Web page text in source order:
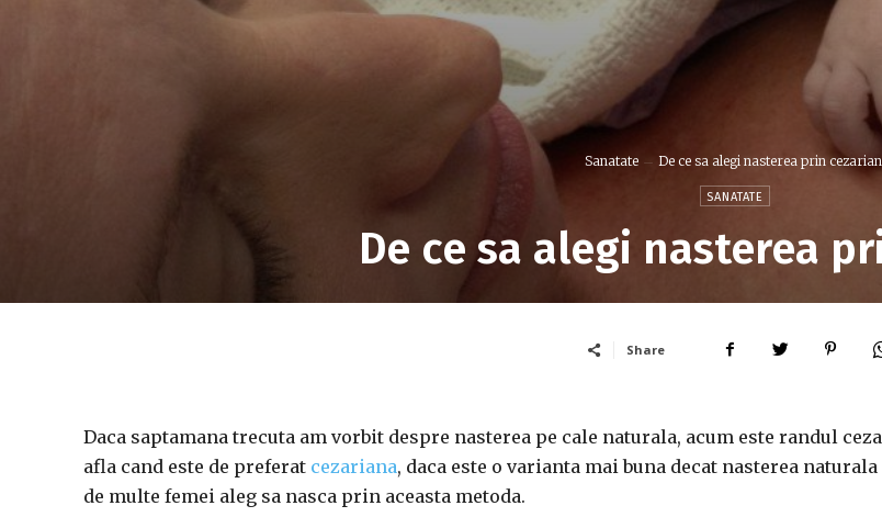
Sanatate De ce sa alegi nasterea prin
SANATATE
De ce sa alegi nasterea
Share
Daca saptamana trecuta am vorbit despre nasterea pe cale naturala, acum este randul
afla cand este de preferat cezariana, daca este o varianta mai buna decat nasterea naturala
de multe femei aleg sa nasca prin aceasta metoda.